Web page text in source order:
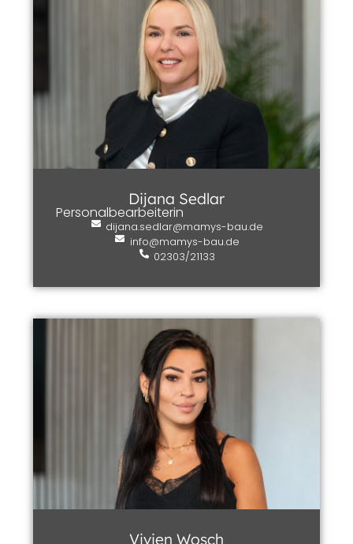
Dijana Sedlar
Personalbearbeiterin
dijana.sedlar@mamys-bau.de
info@mamys-bau.de
02303/21133
Vivien Wosch